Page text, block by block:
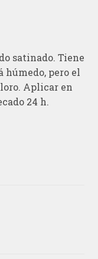
satinado. Tiene
húmedo, pero el
Aplicar en
24 h.